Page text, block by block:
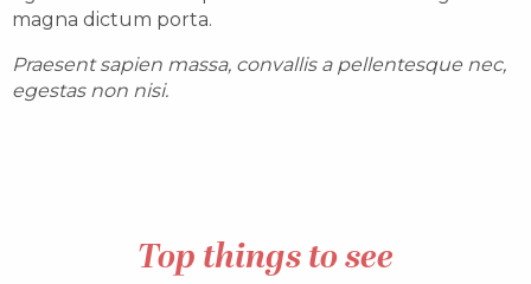
magna dictum porta.
Praesent sapien massa, convallis a pellentesque nec,
egestas non nisi.
Top things to see